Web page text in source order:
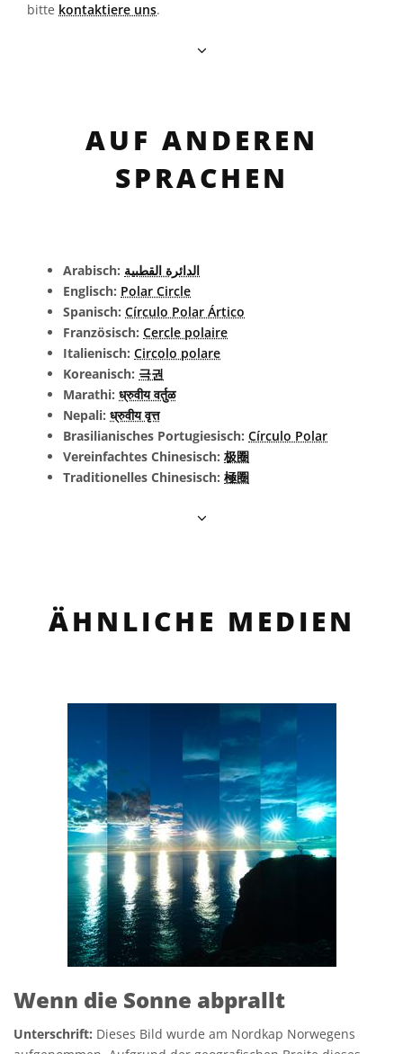
bitte kontaktiere uns.
AUF ANDEREN
SPRACHEN
Arabisch: الدائرة القطبية
Englisch: Polar Circle
Spanisch: Círculo Polar Ártico
Französisch: Cercle polaire
Italienisch: Circolo polare
Koreanisch: 극권
Marathi: ध्रुवीय वर्तुळ
Nepali: ध्रुवीय वृत्त
Brasilianisches Portugiesisch: Círculo Polar
Vereinfachtes Chinesisch: 极圈
Traditionelles Chinesisch: 極圈
ÄHNLICHE MEDIEN
Wenn die Sonne abprallt
Unterschrift: Dieses Bild wurde am Nordkap Norwegens